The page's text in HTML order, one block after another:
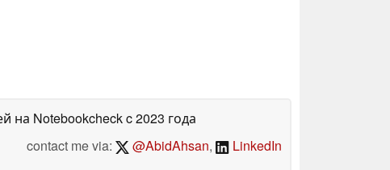
на Notebookcheckc 2023 года
contact me via:
@AbidAhsan, LinkedIn